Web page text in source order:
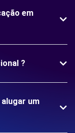
em
?
um